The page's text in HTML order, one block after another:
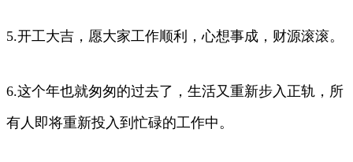
5.开工大吉，愿大家工作顺利，心想事成，财源滚滚。
6.这个年也就匆匆的过去了，生活又重新步入正轨，所
有人即将重新投入到忙碌的工作中。